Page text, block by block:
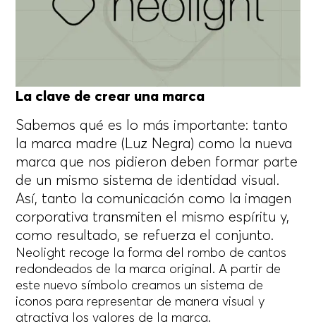
La clave de crear una marca
Sabemos qué es lo más importante: tanto
la marca madre (Luz Negra) como la nueva
marca que nos pidieron deben formar parte
de un mismo sistema de identidad visual.
Así, tanto la comunicación como la imagen
corporativa transmiten el mismo espíritu y,
como resultado, se refuerza el conjunto.
Neolight recoge la forma del rombo de cantos
redondeados de la marca original. A partir de
este nuevo símbolo creamos un sistema de
iconos para representar de manera visual y
atractiva los valores de la marca.